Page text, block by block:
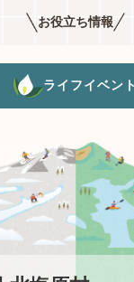
お役立ち情報
ライフイベント